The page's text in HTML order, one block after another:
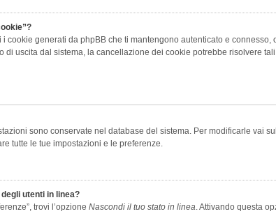
i cookie generati da phpBB che ti mantengono autenticato e
di uscita dal sistema, la cancellazione dei cookie potrebbe risolvere
sono conservate nel database del sistema. Per modificarle
tutte le tue impostazioni e le preferenze.
utenti in linea?
trovi l’opzione Nascondi il tuo stato in linea. Attivando questa